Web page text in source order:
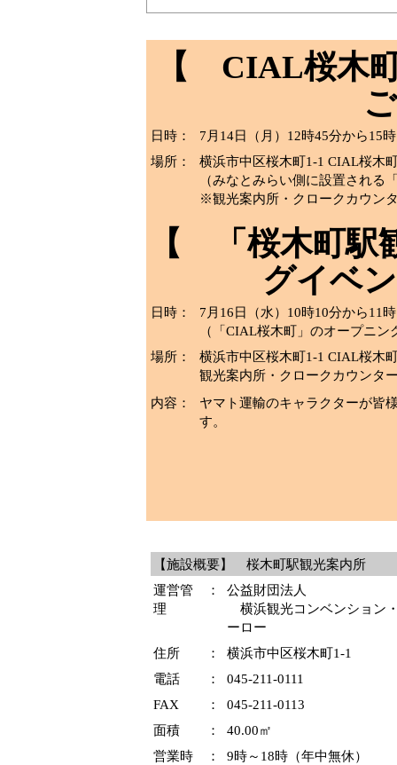
【 CIAL桜木
日時：
7月14日（月）12時45分から
場所：
横浜市中区桜木町1-1 CIAL桜木
（みなとみらい側に設置され
※観光案内所・クロークカウン
【 「桜木町駅
グイベ
日時：
7月16日（水）10時10分から11
（「CIAL桜木町」のオープニ
場所：
内容：
横浜市中区桜木町1-1 CIAL桜木
観光案内所・クロークカウンタ
ヤマト運輸のキャラクターが皆
す。
【施設概要】 桜木町駅観光案内所
運営管
理
：
公益財団法人
横浜観光コンベンション
ーロー
住所
：
横浜市中区桜木町1-1
電話
：
045-211-0111
FAX
：
045-211-0113
面積
：
40.00㎡
営業時
： 9時～18時（年中無休）